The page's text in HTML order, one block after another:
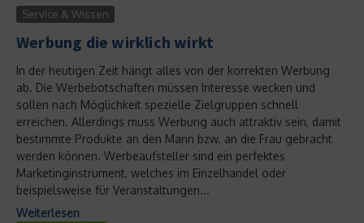
Service & Wissen
Werbung die wirklich wirkt
In der heutigen Zeit hängt alles von der korrekten Werbung
ab. Die Werbebotschaften müssen Interesse wecken und
sollen nach Möglichkeit spezielle Zielgruppen schnell
erreichen. Allerdings muss Werbung auch attraktiv sein, damit
bestimmte Produkte an den Mann bzw. an die Frau gebracht
werden können. Werbeaufsteller sind ein perfektes
Marketinginstrument, welches im Einzelhandel oder
beispielsweise für Veranstaltungen...
Weiterlesen